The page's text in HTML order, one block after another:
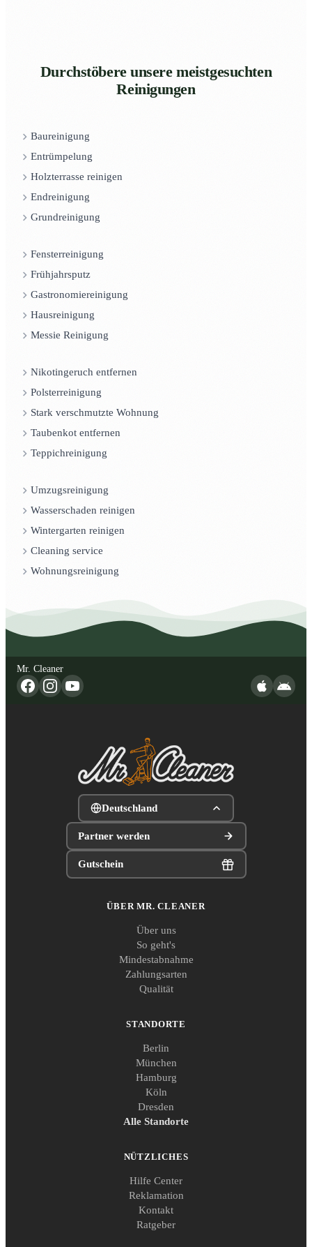
Durchstöbere unsere meistgesuchten
Reinigungen
Baureinigung
Entrümpelung
Holzterrasse reinigen
Endreinigung
Grundreinigung
Fensterreinigung
Frühjahrsputz
Gastronomiereinigung
Hausreinigung
Messie Reinigung
Nikotingeruch entfernen
Polsterreinigung
Stark verschmutzte Wohnung
Taubenkot entfernen
Teppichreinigung
Umzugsreinigung
Wasserschaden reinigen
Wintergarten reinigen
Cleaning service
Wohnungsreinigung
Mr. Cleaner
Deutschland
Partner werden
Gutschein
ÜBER MR. CLEANER
Über uns
So geht's
Mindestabnahme
Zahlungsarten
Qualität
STANDORTE
Berlin
München
Hamburg
Köln
Dresden
Alle Standorte
NÜTZLICHES
Hilfe Center
Reklamation
Kontakt
Ratgeber